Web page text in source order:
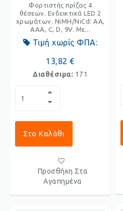
Φορτιστής πρίζας 4
θέσεων. Ενδεικτικά LED 2
χρωμάτων. NiMH/NiCd: AA,
AAA, C, D, 9V. Με...
Τιμή χωρίς ΦΠΑ:
13,82 €
Διαθέσιμα: 171
Στο Καλάθι
Προσθήκη Στα
Αγαπημένα